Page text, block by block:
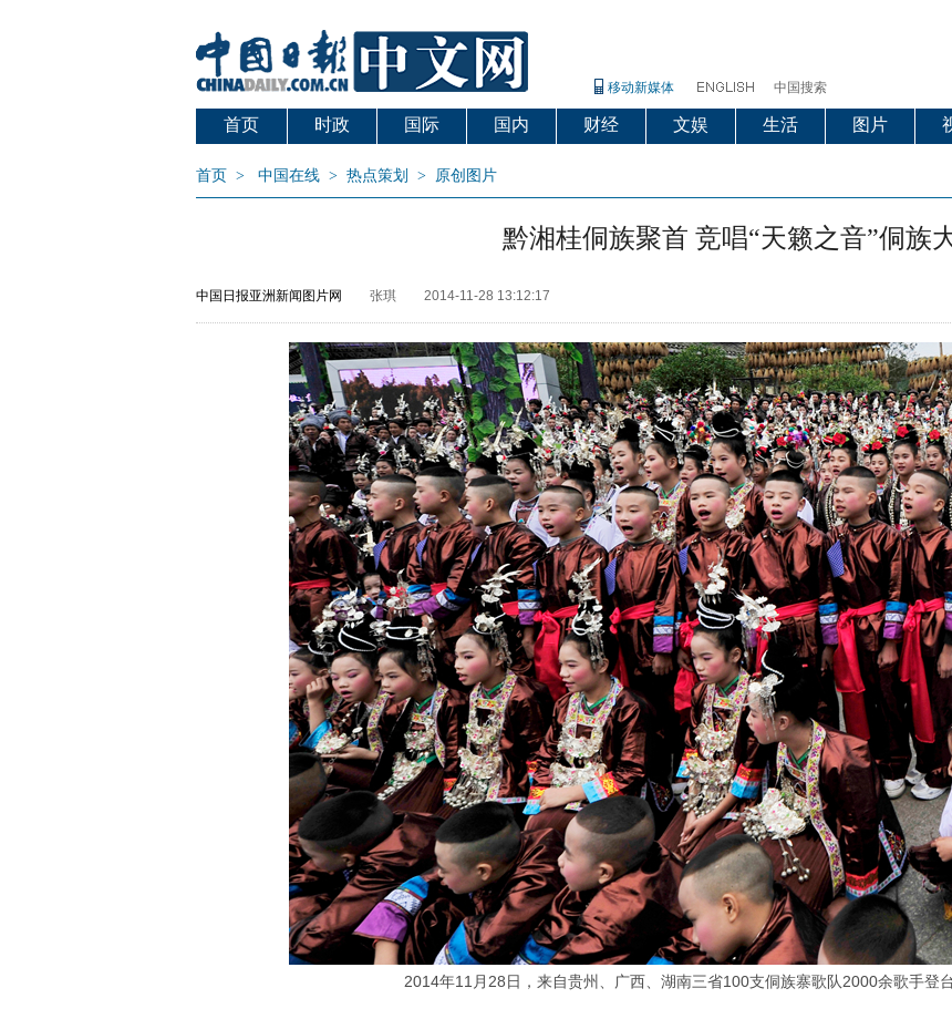
移动新媒体 中国搜索
首页 时政 国际 国内 财经 文娱 生活 图片
首页 > 中国在线 > 热点策划 > 原创图片
黔湘桂侗族聚首 竞唱“天籁之音”侗族
中国日报亚洲新闻图片网 张琪 2014-11-28 13:12:17
2014年11月28日，来自贵州、广西、湖南三省100支侗族寨歌队2000余歌手登